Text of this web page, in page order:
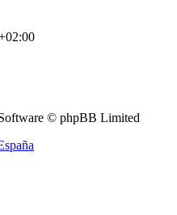
© phpBB Limited